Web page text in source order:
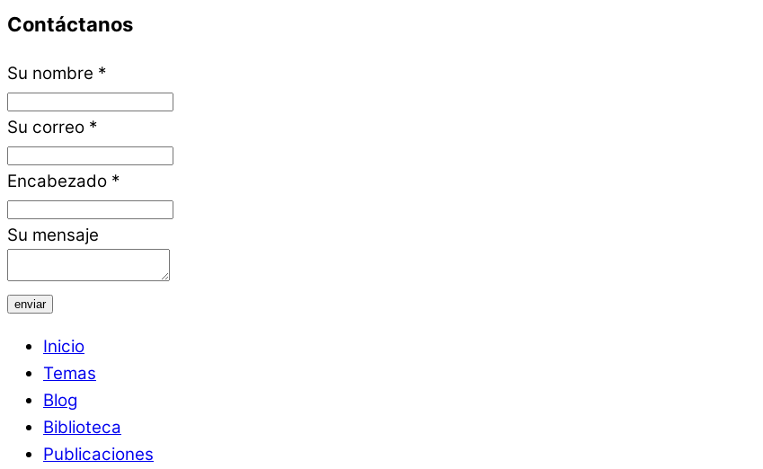
Contáctanos
Su nombre *
Su correo *
Encabezado *
Su mensaje
enviar
Inicio
Temas
Blog
Biblioteca
Publicaciones